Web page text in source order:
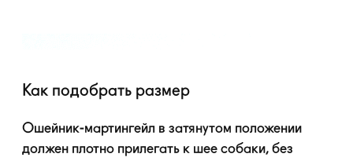
Как подобрать размер
Ошейник-мартингейл в затянутом положении
должен плотно прилегать к шее собаки, без